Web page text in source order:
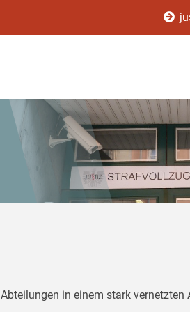
in einem stark vernetzten